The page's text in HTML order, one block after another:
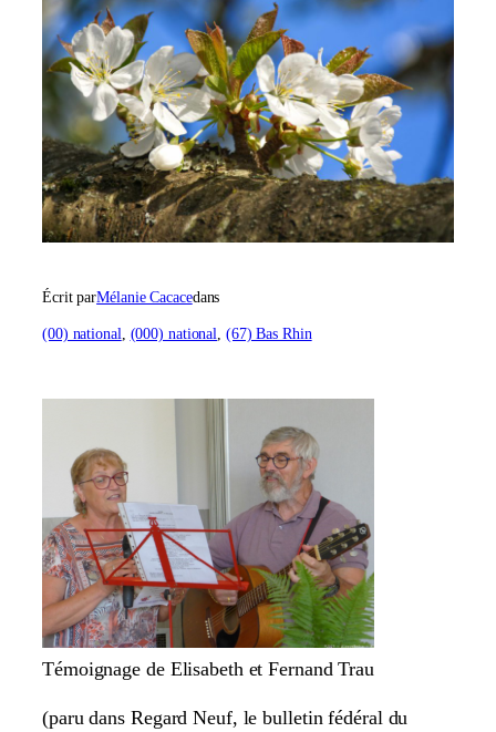
Écrit parMélanie Cacacedans
(00) national (000) national (67) Bas Rhin
Témoignage de Elisabeth et Fernand Trau
(paru dans Regard Neuf, le bulletin fédéral du